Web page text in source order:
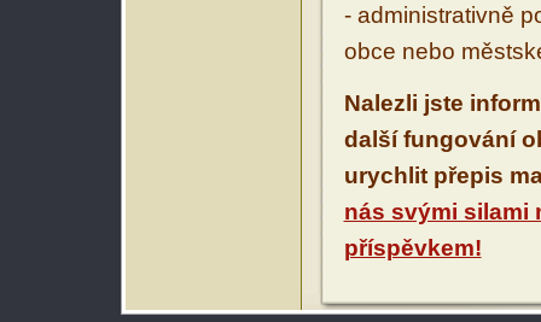
- administrativně
obce nebo
Nalezli jste
další fungování
urychlit přepis
nás svými silami
příspěvkem!